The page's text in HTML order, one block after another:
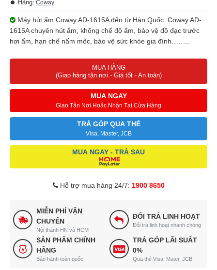
Hãng: Coway
Máy hút ẩm Coway AD-1615A đến từ Hàn Quốc. Coway AD-
1615A chuyên hút ẩm, khống chế độ ẩm, bảo vệ đồ đạc trước
hơi ẩm, hạn chế nấm mốc, bảo vệ sức khỏe gia đình….. ...
MUA HÀNG
(Giao hàng tận nơi - Giá tốt - An toàn)
MUA NGAY
Giao Tận Nơi Hoặc Nhận Tại Cửa Hàng
TRẢ GÓP QUA THẺ
Visa, Master, JCB
MUA NGAY - TRẢ SAU
Hỗ trợ mua hàng 24/7: 1900 8650
MIỄN PHÍ VẬN
CHUYỂN
Nội thành HN và HCM
ĐỔI TRẢ LINH HOẠT
Đổi trả linh hoạt nhanh chóng
SẢN PHẨM CHÍNH
HÃNG
Bảo hành toàn quốc
TRẢ GÓP LÃI SUẤT
0%
Qua thẻ Visa, Mater, JCB